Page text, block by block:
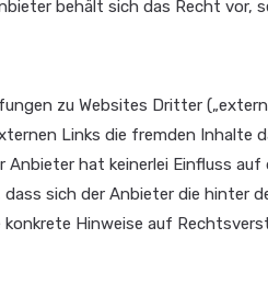
behält sich das Recht vor,
zu Websites Dritter
Links die fremden
hat keinerlei Einfluss
sich der Anbieter die hinter
Hinweise auf